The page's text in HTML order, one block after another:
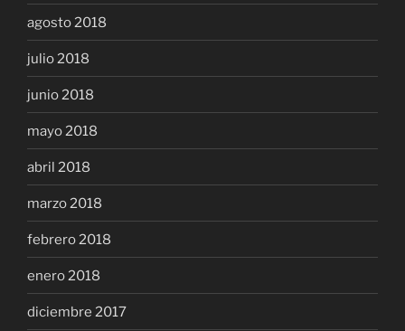
agosto 2018
julio 2018
junio 2018
mayo 2018
abril 2018
marzo 2018
febrero 2018
enero 2018
diciembre 2017